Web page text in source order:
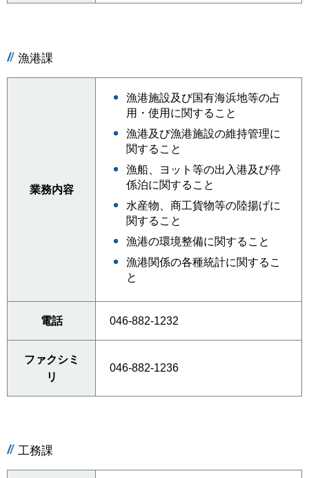
漁港課
業務内容
漁港施設及び国有海浜地等の占
用・使用に関すること
漁港及び漁港施設の維持管理に
関すること
漁船、ヨット等の出入港及び停
係泊に関すること
水産物、商工貨物等の陸揚げに
関すること
漁港の環境整備に関すること
漁港関係の各種統計に関するこ
と
電話 046-882-1232
ファクシミ
リ
046-882-1236
工務課